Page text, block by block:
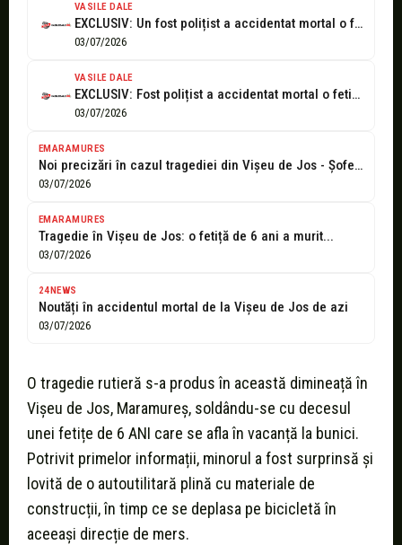
VASILE DALE
EXCLUSIV: Un fost polițist a accidentat mortal o fetiță de 6 ani...
03/07/2026
VASILE DALE
EXCLUSIV: Fost polițist a accidentat mortal o fetiță de 6 ani venită...
03/07/2026
EMARAMURES
Noi precizări în cazul tragediei din Vișeu de Jos - Șoferul susține...
03/07/2026
EMARAMURES
Tragedie în Vișeu de Jos: o fetiță de 6 ani a murit...
03/07/2026
24NEWS
Noutăți în accidentul mortal de la Vișeu de Jos de azi
03/07/2026
O tragedie rutieră s-a produs în această dimineață în
Vișeu de Jos, Maramureș, soldându-se cu decesul
unei fetițe de 6 ANI care se afla în vacanță la bunici.
Potrivit primelor informații, minorul a fost surprinsă și
lovită de o autoutilitară plină cu materiale de
construcții, în timp ce se deplasa pe bicicletă în
aceeași direcție de mers.